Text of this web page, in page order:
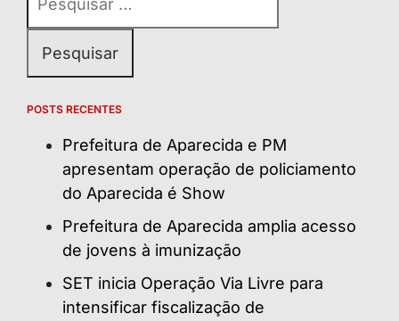
por:
POSTS RECENTES
Prefeitura de Aparecida e PM
apresentam operação de policiamento
do Aparecida é Show
Prefeitura de Aparecida amplia acesso
de jovens à imunização
SET inicia Operação Via Livre para
intensificar fiscalização de